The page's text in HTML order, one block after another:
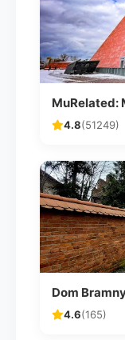
MuRelated:
4.8(51249)
Dom
4.6(165)